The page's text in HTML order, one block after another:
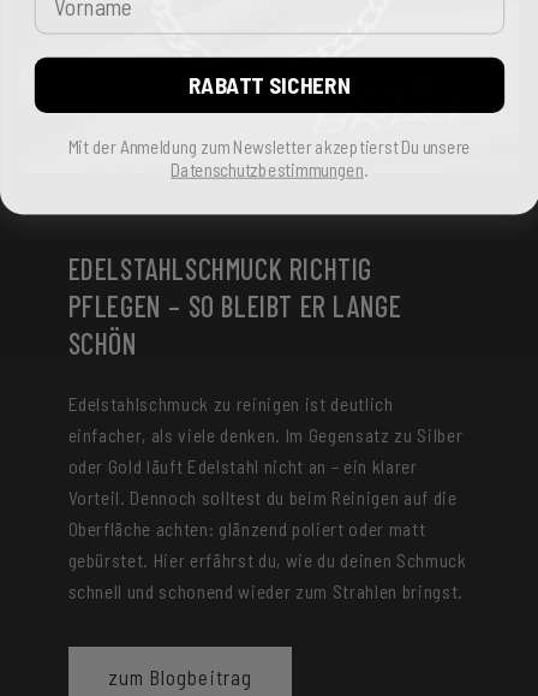
EDELSTAHLSCHMUCK RICHTIG
PFLEGEN – SO BLEIBT ER LANGE
SCHÖN
Edelstahlschmuck zu reinigen ist deutlich
einfacher, als viele denken. Im Gegensatz zu Silber
oder Gold läuft Edelstahl nicht an – ein klarer
Vorteil. Dennoch solltest du beim Reinigen auf die
Oberfläche achten: glänzend poliert oder matt
gebürstet. Hier erfährst du, wie du deinen Schmuck
schnell und schonend wieder zum Strahlen bringst.
zum Blogbeitrag
RABATT SICHERN
Mit der Anmeldung zum Newsletter akzeptierst Du unsere
Datenschutzbestimmungen